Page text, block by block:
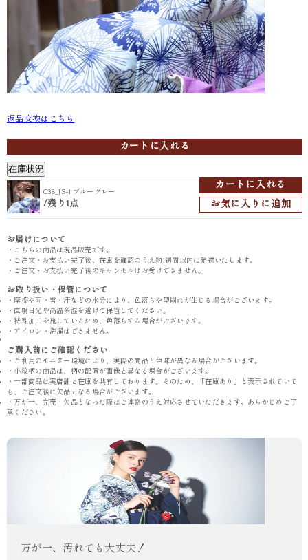
C38_JS-1 ブルーグレー
返品交換はこちら
カートに入れる
在庫状況
C38_JS-1 ブルーグレー
/残り1点
カートに入れる
お気に入りに追加
お届けについて
・こちらの商品は現品販売です。
・ご注文・お支払い完了後、在庫を確認のうえ約1週間以内に発送いたします。
・ご注文・お支払い完了後のキャンセルはお受けできません。
お取り扱い・保管について
・摩擦や雨・雪・汗などの水分により、色落ちや型崩れが生じる場合がございます。
・直射日光や高温多湿を避けて保管してください。
・特殊加工を施しているため、色落ちする場合がございます。
・アイロン・洗濯はできません。
ご購入前にご確認ください
・ご利用のモニター環境により、実際の商品と色味が異なる場合がございます。
・小紋柄の商品は、柄の配置が画像と異なる場合がございます。
・一部商品は実店舗と在庫を共有しております。そのため、「在庫あり」と表示されていて
も、ご注文後に欠品となる場合がございます。
・万が一、完売・欠品となった際はご連絡のうえ対応させていただきます。あらかじめご了
承ください。
万が一、汚れても大丈夫！